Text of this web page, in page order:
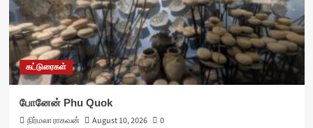
கட்டுரைகள்
போனேன் Phu Quok
நிர்மலா ராகவன்
August 10, 2026 0